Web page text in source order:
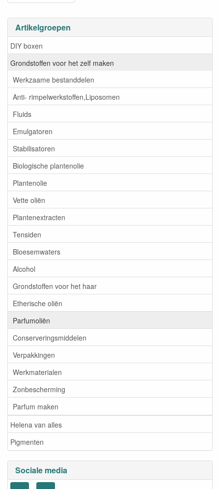
Artikelgroepen
DIY boxen
Grondstoffen voor het zelf maken
Werkzaame bestanddelen
Anti- rimpelwerkstoffen,Liposomen
Fluids
Emulgatoren
Stabilisatoren
Biologische plantenolie
Plantenolie
Vette oliën
Plantenextracten
Tensiden
Bloesemwaters
Alcohol
Grondstoffen voor het haar
Etherische oliën
Parfumoliën
Conserveringsmiddelen
Verpakkingen
Werkmaterialen
Zonbescherming
Parfum maken
Helena van alles
Pigmenten
Sociale media